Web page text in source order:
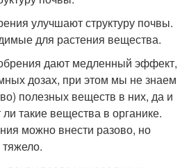
улучшают структуру почвы.
для растения вещества.
дают медленный эффект,
дозах, при этом мы не знаем
полезных веществ в них, да и
такие вещества в органике.
можно внести разово, но